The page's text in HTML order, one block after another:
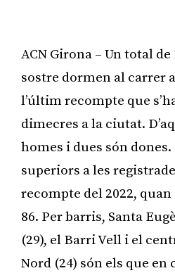
ACN Girona – Un total
sostre dormen al carrer
l’últim recompte que
dimecres a la ciutat.
homes i dues són
superiors a les
recompte del 2022,
86. Per barris, Santa
(29), el Barri Vell i el
Nord (24) són els que en